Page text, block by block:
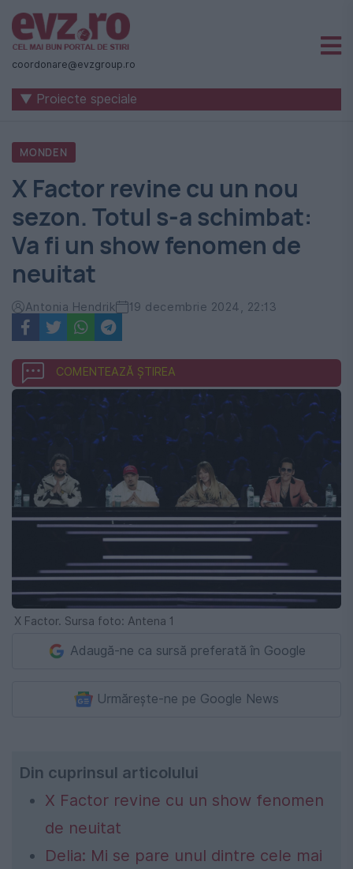
Știri
naționale
internaționale
România
-
Evenimentul
Zilei
coordonare@evzgroup.ro
▼ Proiecte speciale
MONDEN
X Factor revine cu un nou
sezon. Totul s-a schimbat:
Va fi un show fenomen de
neuitat
Antonia Hendrik 19 decembrie 2024, 22:13
COMENTEAZĂ ȘTIREA
X Factor. Sursa foto: Antena 1
Adaugă-ne ca sursă preferată în Google
Urmărește-ne pe Google News
Din cuprinsul articolului
X Factor revine cu un show fenomen
de neuitat
Delia: Mi se pare unul dintre cele mai